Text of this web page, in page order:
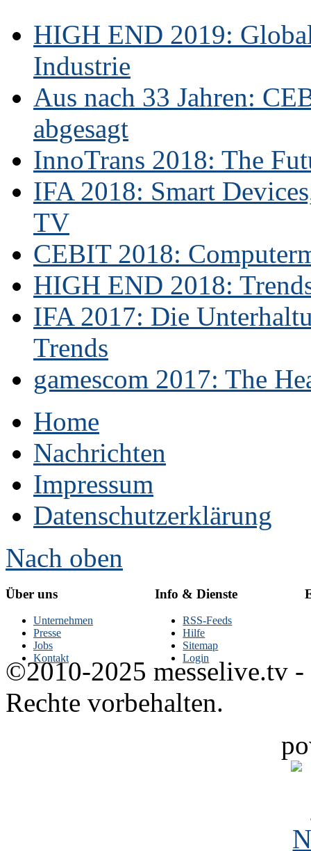
HIGH END 2019:
Industrie
Aus nach 33 Jahren:
abgesagt
InnoTrans 2018: The
IFA 2018: Smart
TV
CEBIT 2018:
HIGH END 2018:
IFA 2017: Die
Trends
gamescom 2017: The
Home
Nachrichten
Impressum
Datenschutzerklärung
Nach oben
Über uns
Unternehmen
Presse
Jobs
Kontakt
Info & Dienste
RSS-Feeds
Hilfe
Sitemap
Login
©2010-2025 messelive.tv -
Rechte vorbehalten.